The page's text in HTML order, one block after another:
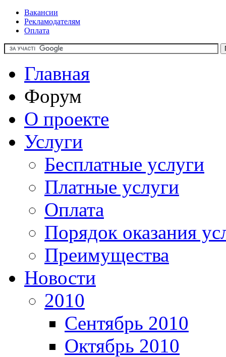
Вакансии
Рекламодателям
Оплата
Главная
Форум
О проекте
Услуги
Бесплатные услуги
Платные услуги
Оплата
Порядок оказания
Преимущества
Новости
2010
Сентябрь 2010
Октябрь 2010